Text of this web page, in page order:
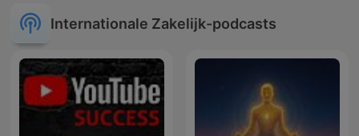
Internationale Zakelijk-podcasts